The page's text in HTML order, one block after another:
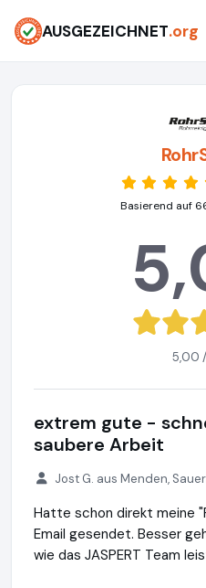
AUSGEZEICHNET.org
Basierend auf
5,00
extrem gute -
saubere Arbeit
Jost G. aus Menden,
Hatte schon direkt meine
Email gesendet. Besser
wie das JASPERT Team